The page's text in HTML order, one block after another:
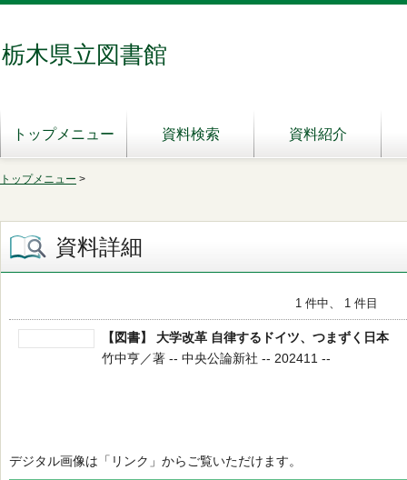
栃木県立図書館
トップメニュー 資料検索 資料紹介
トップメニュー >
資料詳細
1 件中、 1 件目
【図書】 大学改革 自律するドイツ、つまずく日本
竹中亨／著 -- 中央公論新社 -- 202411 --
デジタル画像は「リンク」からご覧いただけます。